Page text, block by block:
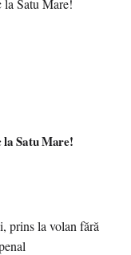
Satu Mare!